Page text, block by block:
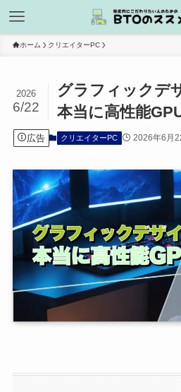
ホーム クリエイターPC
グラフィックデ
本当に高性能
2026
6/22
広告 クリエイターPC 2026年6月